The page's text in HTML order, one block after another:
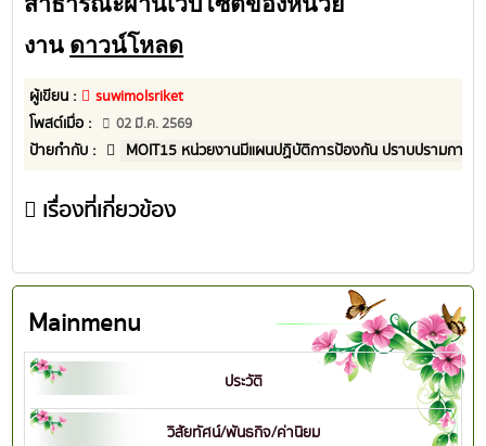
งาน ดาวน์โหลด
ผู้เขียน :
suwimolsriket
โพสต์เมื่อ :
02 มี.ค. 2569
ป้ายกำกับ : MOIT15 หน่วยงานมีแผนปฏิบัติการป้องกัน ปราบปรามการ
เรื่องที่เกี่ยวข้อง
Mainmenu
ประวัติ
วิสัยทัศน์/พันธกิจ/ค่านิยม